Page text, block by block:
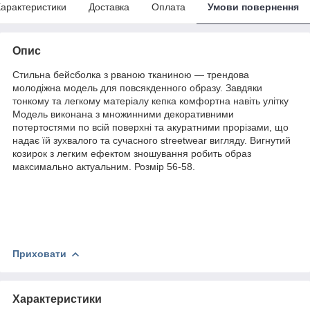
Доставка Оплата Умови повернення
Опис
Стильна бейсболка з рваною тканиною — трендова
молодіжна модель для повсякденного образу. Завдяки
тонкому та легкому матеріалу кепка комфортна навіть улітку
Модель виконана з множинними декоративними
потертостями по всій поверхні та акуратними прорізами, що
надає їй зухвалого та сучасного streetwear вигляду. Вигнутий
козирок з легким ефектом зношування робить образ
максимально актуальним.
Розмір 56-58.
Приховати
Характеристики